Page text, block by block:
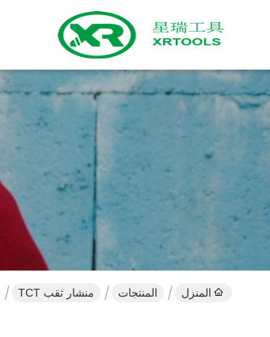
المنزل المنتجات منشار ثقب TCT